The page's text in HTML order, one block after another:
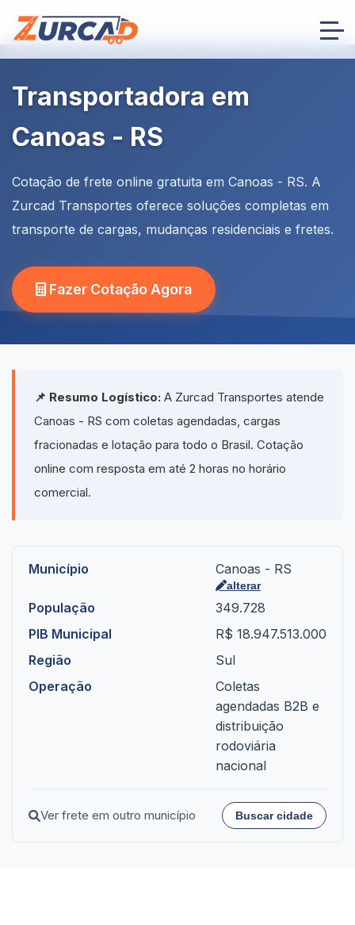
Transportadora em
Canoas - RS
Cotação de frete online gratuita em Canoas - RS. A
Zurcad Transportes oferece soluções completas em
transporte de cargas, mudanças residenciais e fretes.
Fazer Cotação Agora
📌 Resumo Logístico: A Zurcad Transportes atende
Canoas - RS com coletas agendadas, cargas
fracionadas e lotação para todo o Brasil. Cotação
online com resposta em até 2 horas no horário
comercial.
Município Canoas - RS
alterar
População
349.728
PIB Municipal
R$ 18.947.513.000
Região
Sul
Operação
Coletas
agendadas B2B e
distribuição
rodoviária
nacional
Ver frete em outro município Buscar cidade